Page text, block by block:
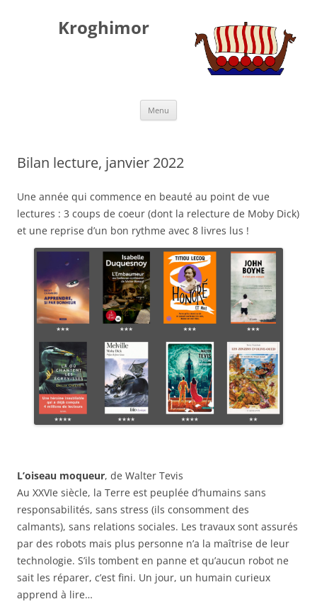
Kroghimor
Menu
Bilan lecture, janvier 2022
Une année qui commence en beauté au point de vue
lectures : 3 coups de coeur (dont la relecture de Moby Dick)
et une reprise d’un bon rythme avec 8 livres lus !
L’oiseau moqueur, de Walter Tevis
Au XXVIe siècle, la Terre est peuplée d’humains sans
responsabilités, sans stress (ils consomment des
calmants), sans relations sociales. Les travaux sont assurés
par des robots mais plus personne n’a la maîtrise de leur
technologie. S’ils tombent en panne et qu’aucun robot ne
sait les réparer, c’est fini. Un jour, un humain curieux
apprend à lire…